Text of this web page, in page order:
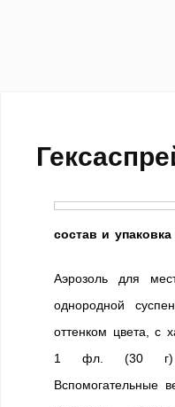
состав и упаковка
Аэрозоль для
однородной
оттенком цвета, с
1 фл. (30 г)
Вспомогательные